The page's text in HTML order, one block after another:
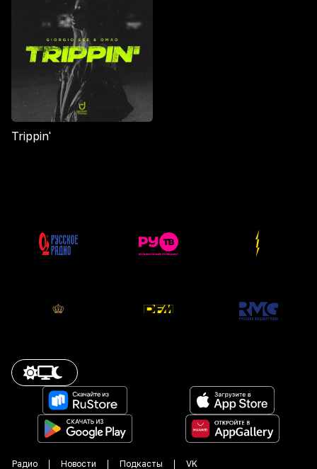
Trippin'
Радио Новости Подкасты VK